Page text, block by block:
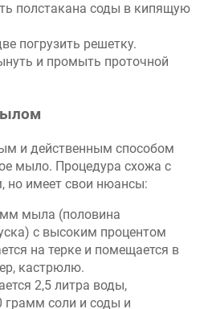
полстакана соды в кипящую
погрузить решетку.
и промыть проточной
и действенным способом
мыло. Процедура схожа с
имеет свои нюансы:
мыла (половина
с высоким процентом
на терке и помещается в
кастрюлю.
2,5 литра воды,
грамм соли и соды и